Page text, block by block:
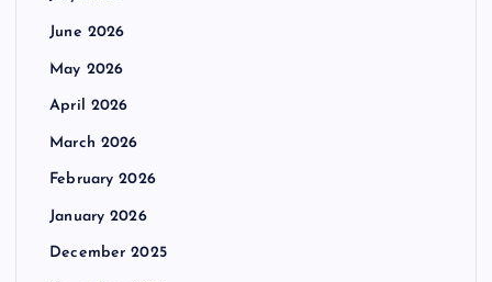
June 2026
May 2026
April 2026
March 2026
February 2026
January 2026
December 2025